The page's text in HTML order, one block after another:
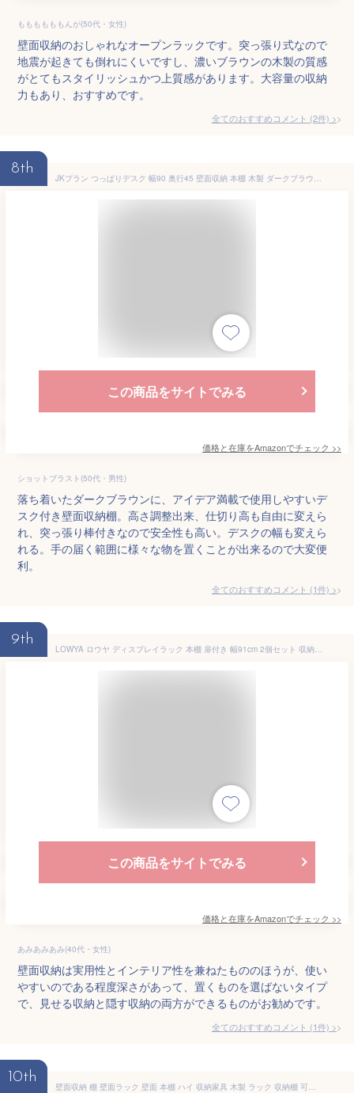
ももももももんが(50代・女性)
壁面収納のおしゃれなオープンラックです。突っ張り式なので
地震が起きても倒れにくいですし、濃いブラウンの木製の質感
がとてもスタイリッシュかつ上質感があります。大容量の収納
力もあり、おすすめです。
全てのおすすめコメント (2件) >
8th
JKプラン つっぱりデスク 幅90 奥行45 壁面収納 本棚 木製 ダークブラウン TSSGT0133DB
この商品をサイトでみる
価格と在庫をAmazonでチェック >>
ショットブラスト(50代・男性)
落ち着いたダークブラウンに、アイデア満載で使用しやすいデ
スク付き壁面収納棚。高さ調整出来、仕切り高も自由に変えら
れ、突っ張り棒付きなので安全性も高い。デスクの幅も変えら
れる。手の届く範囲に様々な物を置くことが出来るので大変便
利。
全てのおすすめコメント (1件) >
9th
LOWYA ロウヤ ディスプレイラック 本棚 扉付き 幅91cm 2個セット 収納 木製 おしゃれブラウン
この商品をサイトでみる
価格と在庫をAmazonでチェック >>
あみあみあみ(40代・女性)
壁面収納は実用性とインテリア性を兼ねたもののほうが、使い
やすいのである程度深さがあって、置くものを選ばないタイプ
で、見せる収納と隠す収納の両方ができるものがお勧めです。
全てのおすすめコメント (1件) >
10th
壁面収納 棚 壁面ラック 壁面 本棚 ハイ 収納家具 木製 ラック 収納棚 可動棚 大容量 リビング 書斎 おしゃれ 北欧 シンプル 6段 六段 幅60cm 奥行30cm 高さ180 ウォールナット ブラック ホワイト オーク